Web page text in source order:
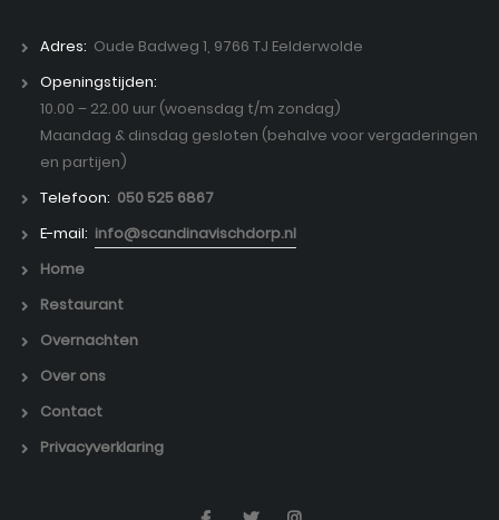
Adres: Oude Badweg 1, 9766 TJ Eelderwolde
Openingstijden:
10.00 – 22.00 uur (woensdag t/m zondag)
Maandag & dinsdag gesloten (behalve voor vergaderingen
en partijen)
Telefoon: 050 525 6867
E-mail: info@scandinavischdorp.nl
Home
Restaurant
Overnachten
Over ons
Contact
Privacyverklaring